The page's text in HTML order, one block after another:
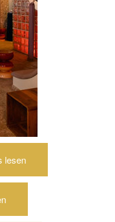
lesen